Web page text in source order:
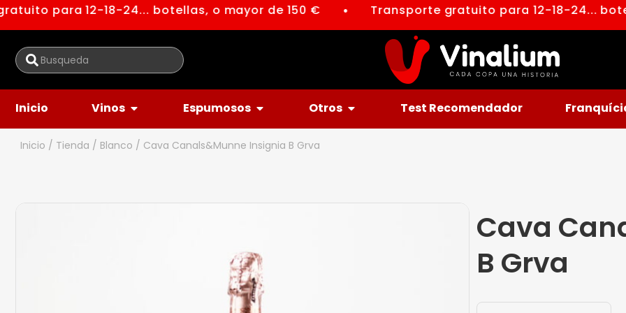
para 12-18-24... botellas, o mayor de 150 € Transporte gratuito para 12-18-24...
Inicio Vinos Espumosos Otros Test Recomendador
Inicio / Tienda / Blanco / Cava Canals&Munne Insignia B Grva
Cava
B Grva